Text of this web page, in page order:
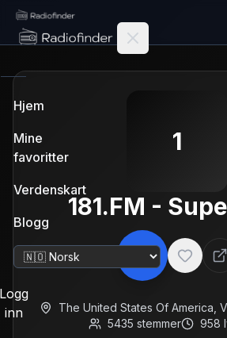
Radiofinder home
Hjem
Mine
favoritter
Verdenskart
Blogg
Bytt språk
inn
1
181.FM -
The United States Of America
5435 stemmer 958